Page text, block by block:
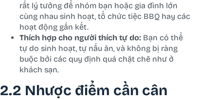
rất lý tưởng để nhóm bạn hoặc gia đình lớn
cùng nhau sinh hoạt, tổ chức tiệc BBQ hay các
hoạt động gắn kết.
Thích hợp cho người thích tự do: Bạn có thể
tự do sinh hoạt, tự nấu ăn, và không bị ràng
buộc bởi các quy định quá chặt chẽ như ở
khách sạn.
2.2 Nhược điểm cần cân